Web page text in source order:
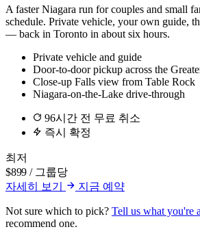
A faster Niagara run for couples and small
schedule. Private vehicle, your own guide,
— back in Toronto in about six hours.
Private vehicle and guide
Door-to-door pickup across the
Close-up Falls view from Table Rock
Niagara-on-the-Lake drive-through
96시간 전 무료 취소
즉시 확정
최저
$899 / 그룹당
자세히 보기
지금 예약
Not sure which to pick? Tell us what you're
recommend one.